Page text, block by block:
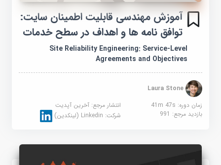
آموزش مهندسی قابلیت اطمینان سایت:
توافق نامه ها و اهداف در سطح خدمات
Site Reliability Engineering: Service-Level
Agreements and Objectives
Laura Stone
زمان دوره: 41m 47s
انتشار مرجع:آخرین آپدیت
بازدید مرجع:991 شرکت:Linkedin (لینکدین)